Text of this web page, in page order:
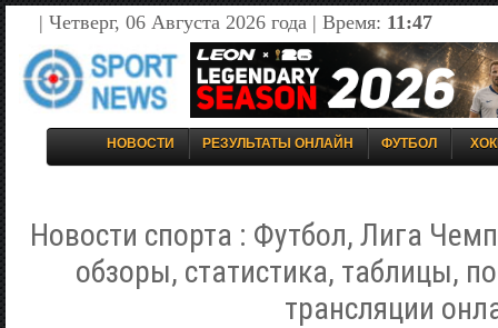
| Четверг, 06 Августа 2026 года | Время: 11:47
НОВОСТИ РЕЗУЛЬТАТЫ ОНЛАЙН ФУТБОЛ
Новости спорта : Футбол, Лига
обзоры, статистика, таблицы,
трансляции